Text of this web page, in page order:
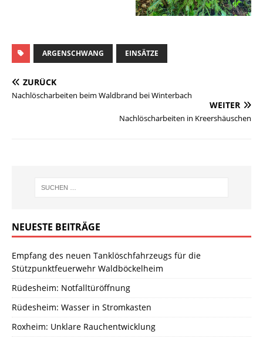
ARGENSCHWANG EINSÄTZE
ZURÜCK
Nachlöscharbeiten beim Waldbrand bei Winterbach
WEITER
Nachlöscharbeiten in Kreershäuschen
NEUESTE BEITRÄGE
Empfang des neuen Tanklöschfahrzeugs für die
Stützpunktfeuerwehr Waldböckelheim
Rüdesheim: Notfalltüröffnung
Rüdesheim: Wasser in Stromkasten
Roxheim: Unklare Rauchentwicklung